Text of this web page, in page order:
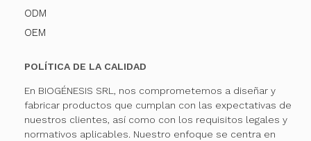
ODM
OEM
POLÍTICA DE LA CALIDAD
En BIOGÉNESIS SRL, nos comprometemos a diseñar y
fabricar productos que cumplan con las expectativas de
nuestros clientes, así como con los requisitos legales y
normativos aplicables. Nuestro enfoque se centra en